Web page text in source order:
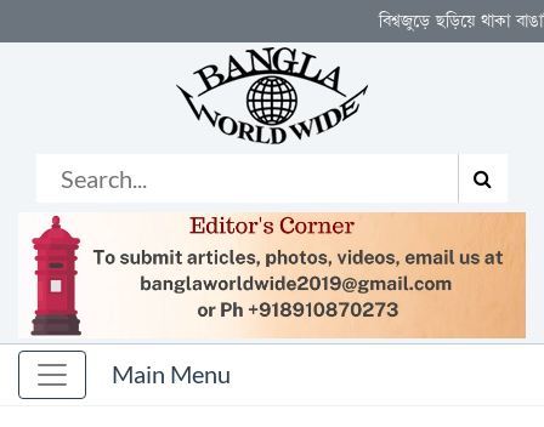
বিশ্বজুড়ে ছড়িয়ে থাকা বাঙালির